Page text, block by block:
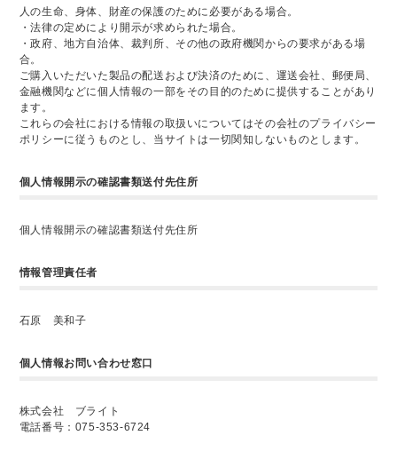
人の生命、身体、財産の保護のために必要がある場合。
・法律の定めにより開示が求められた場合。
・政府、地方自治体、裁判所、その他の政府機関からの要求がある場
合。
ご購入いただいた製品の配送および決済のために、運送会社、郵便局、
金融機関などに個人情報の一部をその目的のために提供することがあり
ます。
これらの会社における情報の取扱いについてはその会社のプライバシー
ポリシーに従うものとし、当サイトは一切関知しないものとします。
個人情報開示の確認書類送付先住所
個人情報開示の確認書類送付先住所
情報管理責任者
石原 美和子
個人情報お問い合わせ窓口
株式会社 ブライト
電話番号：075-353-6724